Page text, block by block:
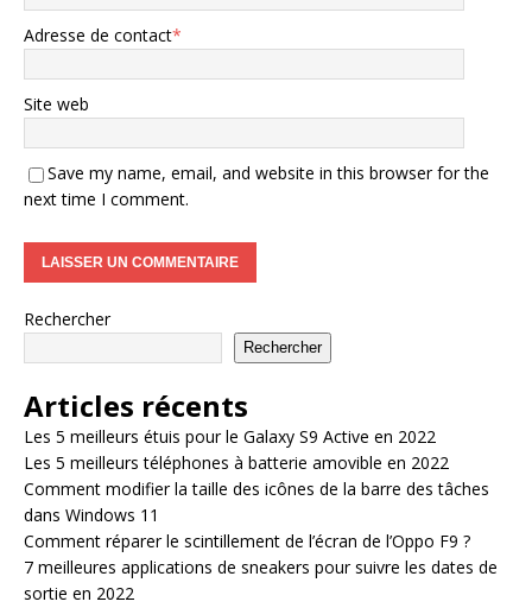
Adresse de contact*
Site web
Save my name, email, and website in this browser for the
next time I comment.
Rechercher
Rechercher
Articles récents
Les 5 meilleurs étuis pour le Galaxy S9 Active en 2022
Les 5 meilleurs téléphones à batterie amovible en 2022
Comment modifier la taille des icônes de la barre des tâches
dans Windows 11
Comment réparer le scintillement de l’écran de l’Oppo F9 ?
7 meilleures applications de sneakers pour suivre les dates de
sortie en 2022